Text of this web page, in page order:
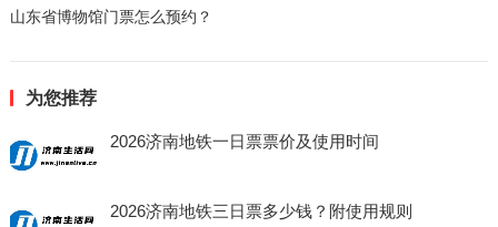
山东省博物馆门票怎么预约？
为您推荐
2026济南地铁一日票票价及使用时间
2026济南地铁三日票多少钱？附使用规则